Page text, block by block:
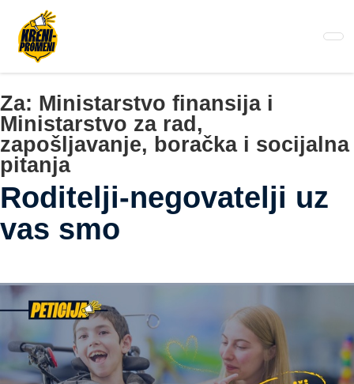
glavni
sadržaj
Za: Ministarstvo finansija i
Ministarstvo za rad,
zapošljavanje, boračka i socijalna
pitanja
Roditelji-negovatelji uz
vas smo